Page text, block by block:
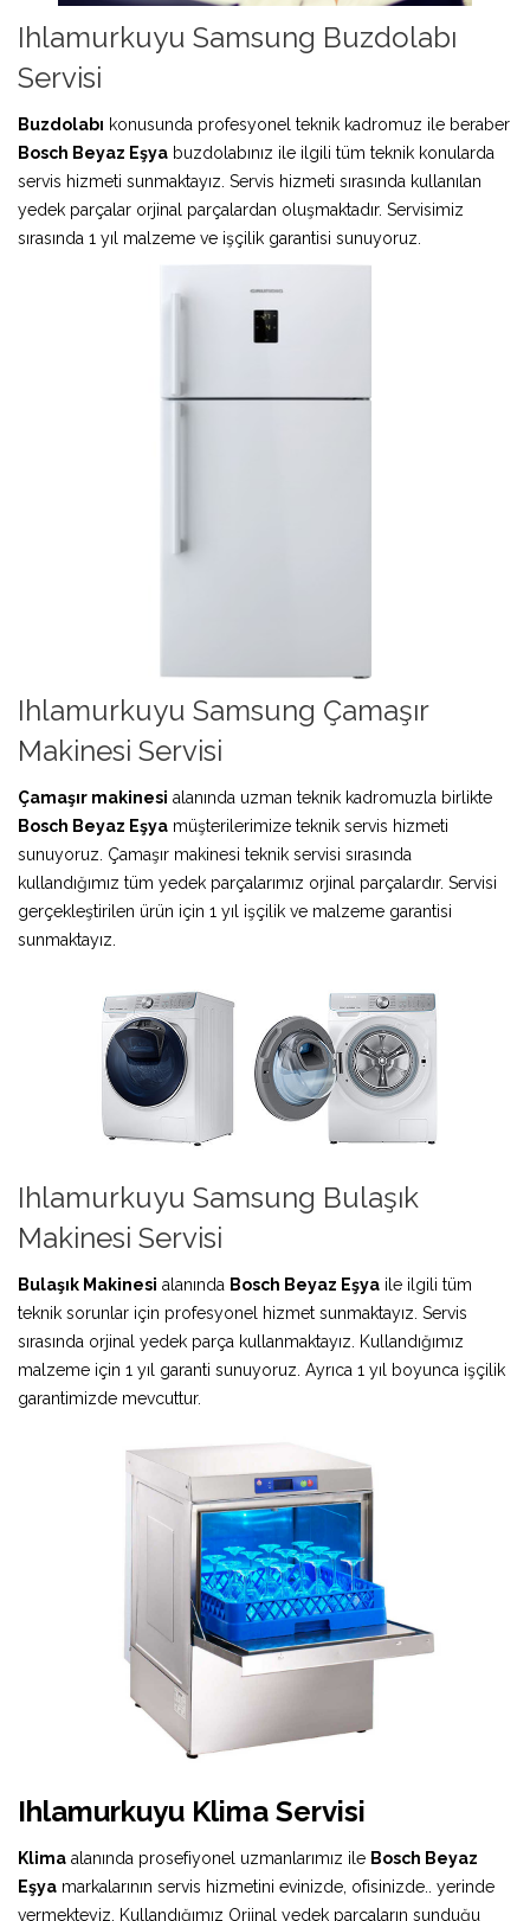
Ihlamurkuyu Samsung Buzdolabı
Servisi
Buzdolabı konusunda profesyonel teknik kadromuz ile beraber
Bosch Beyaz Eşya buzdolabınız ile ilgili tüm teknik konularda
servis hizmeti sunmaktayız. Servis hizmeti sırasında kullanılan
yedek parçalar orjinal parçalardan oluşmaktadır. Servisimiz
sırasında 1 yıl malzeme ve işçilik garantisi sunuyoruz.
Ihlamurkuyu Samsung Çamaşır
Makinesi Servisi
Çamaşır makinesi alanında uzman teknik kadromuzla birlikte
Bosch Beyaz Eşya müşterilerimize teknik servis hizmeti
sunuyoruz. Çamaşır makinesi teknik servisi sırasında
kullandığımız tüm yedek parçalarımız orjinal parçalardır. Servisi
gerçekleştirilen ürün için 1 yıl işçilik ve malzeme garantisi
sunmaktayız.
Ihlamurkuyu Samsung Bulaşık
Makinesi Servisi
Bulaşık Makinesi alanında Bosch Beyaz Eşya ile ilgili tüm
teknik sorunlar için profesyonel hizmet sunmaktayız. Servis
sırasında orjinal yedek parça kullanmaktayız. Kullandığımız
malzeme için 1 yıl garanti sunuyoruz. Ayrıca 1 yıl boyunca işçilik
garantimizde mevcuttur.
Ihlamurkuyu Klima Servisi
Klima alanında prosefiyonel uzmanlarımız ile Bosch Beyaz
Eşya markalarının servis hizmetini evinizde, ofisinizde.. yerinde
vermekteyiz. Kullandığımız Orjinal yedek parçaların sunduğu